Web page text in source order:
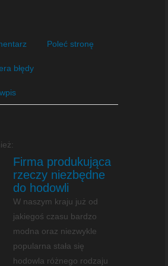
Poleć stronę
błędy
Firma produkująca
rzeczy niezbędne
do hodowli
W naszym kraju już od
jakiegoś czasu bardzo
modna oraz niezwykle
popularna stała się
hodowla różnego rodzaju